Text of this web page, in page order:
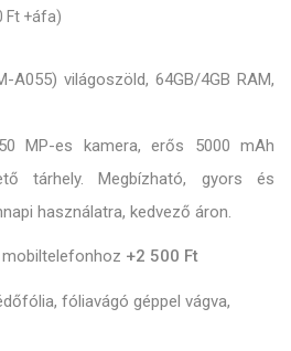
Ft +áfa)
A055) világoszöld, 64GB/4GB RAM,
MP-es kamera, erős 5000 mAh
tárhely. Megbízható, gyors és
használatra, kedvező áron.
+2 500 Ft
fóliavágó géppel vágva,